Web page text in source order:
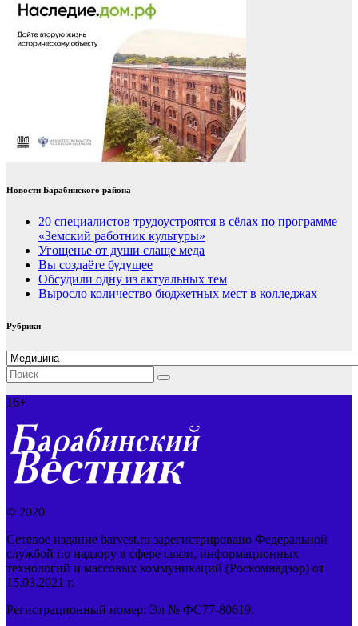
Новости Барабинского района
20 специалистов трудоустроятся в сёлах по программе
«Земский работник культуры»
Угощенье от души слаще меда
Вы создаёте будущее
Обсудили одну из актуальных тем
Выросло количество бюджетных мест в колледжах
Рубрики
Рубрики
16+
© 2020
Сетевое издание barvest.ru зарегистрировано Федеральной
службой по надзору в сфере связи, информационных
технологий и массовых коммуникаций (Роскомнадзор) от
15.03.2021 г.
Регистрационный номер: Эл № ФС77-80619.